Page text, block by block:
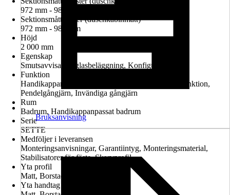
972 mm - 986 mm
Sektionsmått höger (duschkabinmått)
972 mm - 986 mm
Höjd
2 000 mm
Egenskap
Smutsavvisande glasbeläggning, Konfigurerbar
Funktion
Handikappanpassad montering möjlig, Lyft-sänk-funktion,
Pendelgångjärn, Invändiga gångjärn
Rum
Badrum, Handikappanpassat badrum
Serie
SETTE
Medföljer i leveransen
Monteringsanvisningar, Garantiintyg, Monteringsmaterial,
Stabilisatorer för fäste, Skarvprofil
Yta profil
Matt, Borstad
Yta handtag
Bruksanvisning